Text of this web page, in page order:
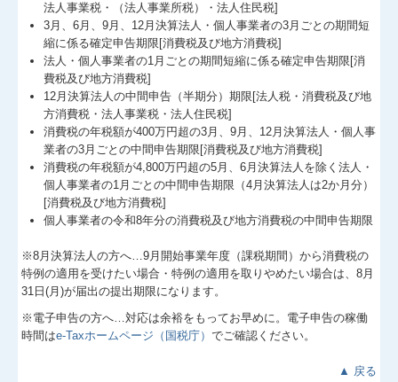
法人事業税・（法人事業所税）・法人住民税]
3月、6月、9月、12月決算法人・個人事業者の3月ごとの期間短
縮に係る確定申告期限[消費税及び地方消費税]
法人・個人事業者の1月ごとの期間短縮に係る確定申告期限[消
費税及び地方消費税]
12月決算法人の中間申告（半期分）期限[法人税・消費税及び地
方消費税・法人事業税・法人住民税]
消費税の年税額が400万円超の3月、9月、12月決算法人・個人事
業者の3月ごとの中間申告期限[消費税及び地方消費税]
消費税の年税額が4,800万円超の5月、6月決算法人を除く法人・
個人事業者の1月ごとの中間申告期限（4月決算法人は2か月分）
[消費税及び地方消費税]
個人事業者の令和8年分の消費税及び地方消費税の中間申告期限
※8月決算法人の方へ…9月開始事業年度（課税期間）から消費税の
特例の適用を受けたい場合・特例の適用を取りやめたい場合は、8月
31日(月)が届出の提出期限になります。
※電子申告の方へ…対応は余裕をもってお早めに。電子申告の稼働
時間はe-Taxホームページ（国税庁）でご確認ください。
▲ 戻る